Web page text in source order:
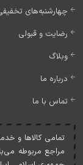
چهارشنبه‌های
رضایت و قبولی
وبلاگ
درباره ما
تماس با ما
تمامی کالاها و
مراجع مربوطه